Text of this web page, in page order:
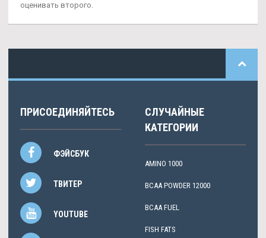
оценивать второго.
ПРИСОЕДИНЯЙТЕСЬ
ФЭЙСБУК
ТВИТЕР
YOUTUBE
СЛУЧАЙНЫЕ
КАТЕГОРИИ
AMINO 1000
BCAA POWDER 12000
BCAA FUEL
FISH FATS